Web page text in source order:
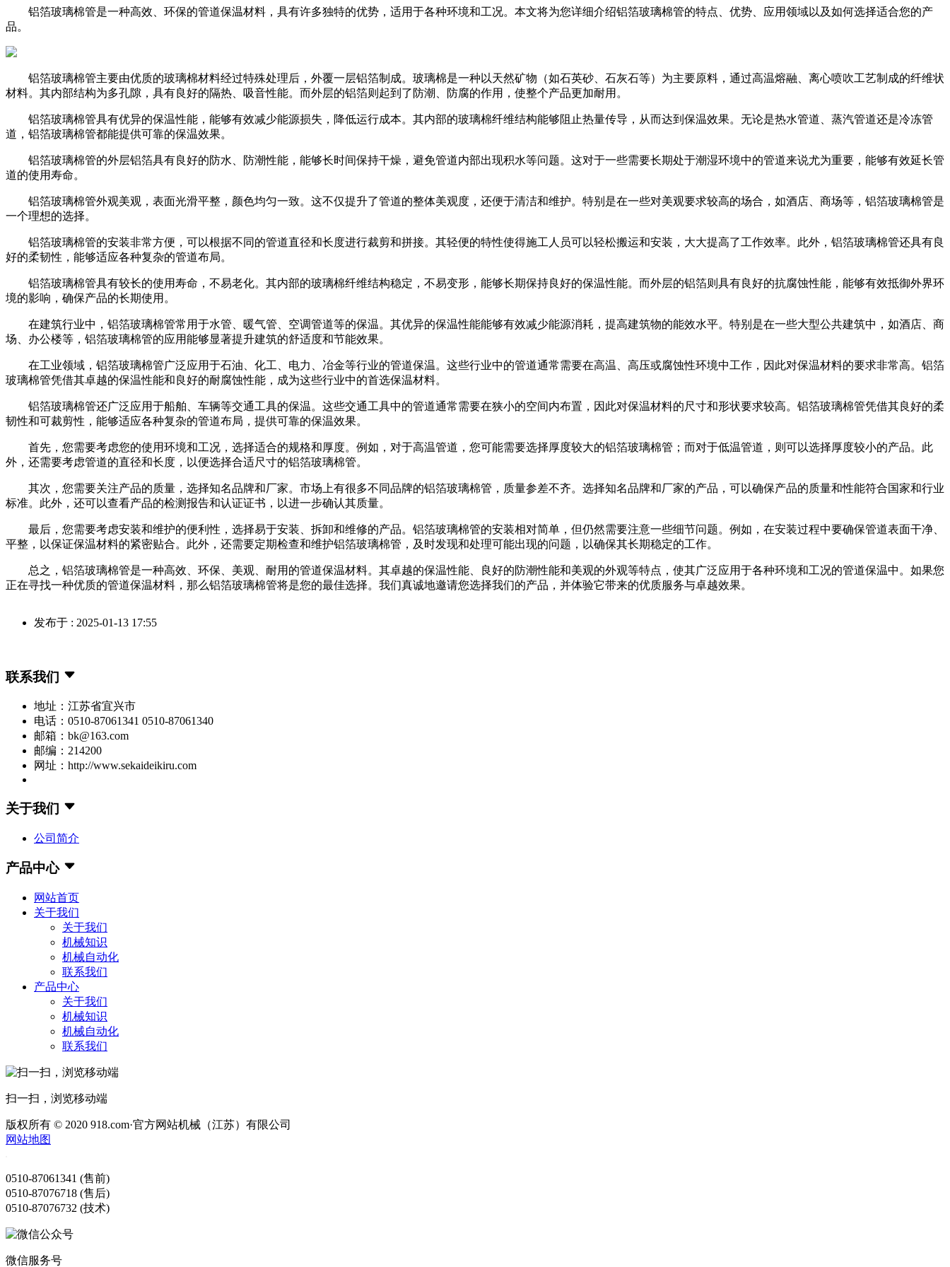
铝箔玻璃棉管是一种高效、环保的管道保温材料，具有许多独特的优势，适用于各种环境和工况。本文将为您详细介绍铝箔玻璃棉管的特点、优势、应用领域以及如何选择适合您的产
品。
铝箔玻璃棉管主要由优质的玻璃棉材料经过特殊处理后，外覆一层铝箔制成。玻璃棉是一种以天然矿物（如石英砂、石灰石等）为主要原料，通过高温熔融、离心喷吹工艺制成的纤维状
材料。其内部结构为多孔隙，具有良好的隔热、吸音性能。而外层的铝箔则起到了防潮、防腐的作用，使整个产品更加耐用。
铝箔玻璃棉管具有优异的保温性能，能够有效减少能源损失，降低运行成本。其内部的玻璃棉纤维结构能够阻止热量传导，从而达到保温效果。无论是热水管道、蒸汽管道还是冷冻管
道，铝箔玻璃棉管都能提供可靠的保温效果。
铝箔玻璃棉管的外层铝箔具有良好的防水、防潮性能，能够长时间保持干燥，避免管道内部出现积水等问题。这对于一些需要长期处于潮湿环境中的管道来说尤为重要，能够有效延长管
道的使用寿命。
铝箔玻璃棉管外观美观，表面光滑平整，颜色均匀一致。这不仅提升了管道的整体美观度，还便于清洁和维护。特别是在一些对美观要求较高的场合，如酒店、商场等，铝箔玻璃棉管是
一个理想的选择。
铝箔玻璃棉管的安装非常方便，可以根据不同的管道直径和长度进行裁剪和拼接。其轻便的特性使得施工人员可以轻松搬运和安装，大大提高了工作效率。此外，铝箔玻璃棉管还具有良
好的柔韧性，能够适应各种复杂的管道布局。
铝箔玻璃棉管具有较长的使用寿命，不易老化。其内部的玻璃棉纤维结构稳定，不易变形，能够长期保持良好的保温性能。而外层的铝箔则具有良好的抗腐蚀性能，能够有效抵御外界环
境的影响，确保产品的长期使用。
在建筑行业中，铝箔玻璃棉管常用于水管、暖气管、空调管道等的保温。其优异的保温性能能够有效减少能源消耗，提高建筑物的能效水平。特别是在一些大型公共建筑中，如酒店、商
场、办公楼等，铝箔玻璃棉管的应用能够显著提升建筑的舒适度和节能效果。
在工业领域，铝箔玻璃棉管广泛应用于石油、化工、电力、冶金等行业的管道保温。这些行业中的管道通常需要在高温、高压或腐蚀性环境中工作，因此对保温材料的要求非常高。铝箔
玻璃棉管凭借其卓越的保温性能和良好的耐腐蚀性能，成为这些行业中的首选保温材料。
铝箔玻璃棉管还广泛应用于船舶、车辆等交通工具的保温。这些交通工具中的管道通常需要在狭小的空间内布置，因此对保温材料的尺寸和形状要求较高。铝箔玻璃棉管凭借其良好的柔
韧性和可裁剪性，能够适应各种复杂的管道布局，提供可靠的保温效果。
首先，您需要考虑您的使用环境和工况，选择适合的规格和厚度。例如，对于高温管道，您可能需要选择厚度较大的铝箔玻璃棉管；而对于低温管道，则可以选择厚度较小的产品。此
外，还需要考虑管道的直径和长度，以便选择合适尺寸的铝箔玻璃棉管。
其次，您需要关注产品的质量，选择知名品牌和厂家。市场上有很多不同品牌的铝箔玻璃棉管，质量参差不齐。选择知名品牌和厂家的产品，可以确保产品的质量和性能符合国家和行业
标准。此外，还可以查看产品的检测报告和认证证书，以进一步确认其质量。
最后，您需要考虑安装和维护的便利性，选择易于安装、拆卸和维修的产品。铝箔玻璃棉管的安装相对简单，但仍然需要注意一些细节问题。例如，在安装过程中要确保管道表面干净、
平整，以保证保温材料的紧密贴合。此外，还需要定期检查和维护铝箔玻璃棉管，及时发现和处理可能出现的问题，以确保其长期稳定的工作。
总之，铝箔玻璃棉管是一种高效、环保、美观、耐用的管道保温材料。其卓越的保温性能、良好的防潮性能和美观的外观等特点，使其广泛应用于各种环境和工况的管道保温中。如果您
正在寻找一种优质的管道保温材料，那么铝箔玻璃棉管将是您的最佳选择。我们真诚地邀请您选择我们的产品，并体验它带来的优质服务与卓越效果。
发布于 : 2025-01-13 17:55
联系我们
地址：江苏省宜兴市
电话：0510-87061341 0510-87061340
邮箱：bk@163.com
邮编：214200
网址：http://www.sekaideikiru.com
关于我们
公司简介
产品中心
网站首页
关于我们
关于我们
机械知识
机械自动化
联系我们
产品中心
关于我们
机械知识
机械自动化
联系我们
扫一扫，浏览移动端
版权所有 © 2020 918.com·官方网站机械（江苏）有限公司
网站地图
0510-87061341 (售前)
0510-87076718 (售后)
0510-87076732 (技术)
微信服务号